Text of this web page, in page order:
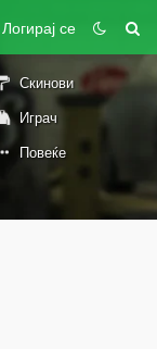
Логирај се
Скинови
Играч
Повеќе